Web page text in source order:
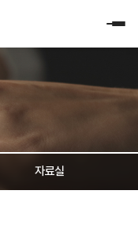
자료실